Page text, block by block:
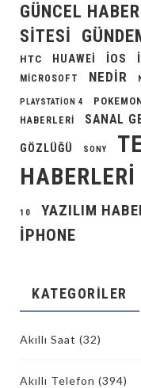
GÜNCEL
SITESI
HTC
HUAWEI IOS
MICROSOFT NEDIR
PLAYSTATION 4
HABERLERI
SANAL
GÖZLÜĞÜ SONY
HABERLERI
10 YAZILIM
İPHONE
KATEGORILER
Akıllı Saat (32)
Akıllı Telefon (394)